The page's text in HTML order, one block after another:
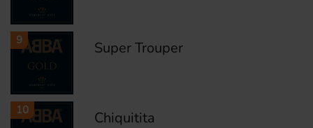
9 Super Trouper
10 Chiquitita